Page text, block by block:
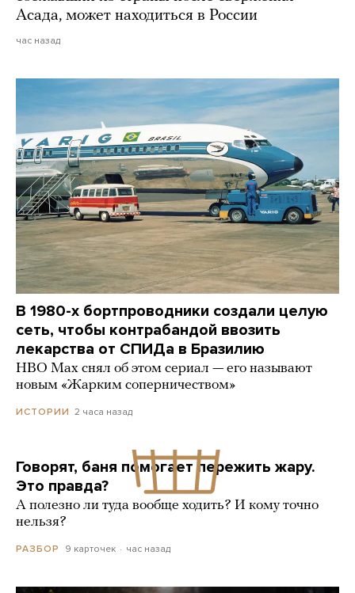
Асада, может находиться в России
час назад
В 1980-х бортпроводники создали целую
сеть, чтобы контрабандой ввозить
лекарства от СПИДа в Бразилию
HBO Max снял об этом сериал — его называют
новым «Жарким соперничеством»
ИСТОРИИ 2 часа назад
Говорят, баня помогает пережить жару.
Это правда?
А полезно ли туда вообще ходить? И кому точно
нельзя?
РАЗБОР 9 карточек час назад